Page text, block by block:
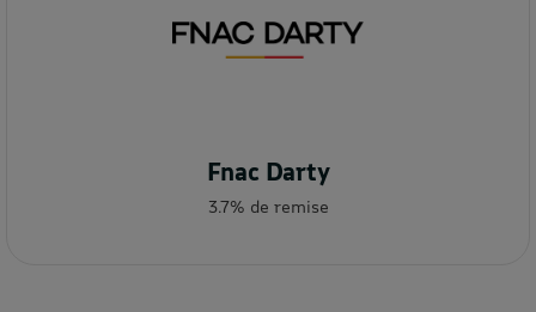
Fnac Darty
3.7% de remise